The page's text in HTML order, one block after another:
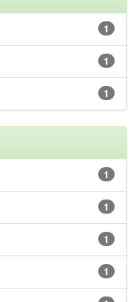
1
1
1
1
1
1
1